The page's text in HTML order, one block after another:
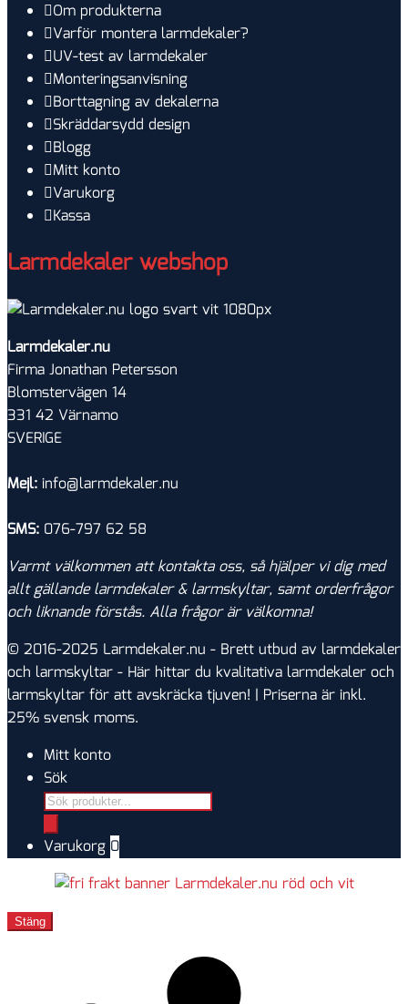
Om produkterna
Varför montera larmdekaler?
UV-test av larmdekaler
Monteringsanvisning
Borttagning av dekalerna
Skräddarsydd design
Blogg
Mitt konto
Varukorg
Kassa
Larmdekaler webshop
Larmdekaler.nu
Firma Jonathan Petersson
Blomstervägen 14
331 42 Värnamo
SVERIGE
Mejl: info@larmdekaler.nu
SMS: 076-797 62 58
Varmt välkommen att kontakta oss, så hjälper vi dig med
allt gällande larmdekaler & larmskyltar, samt orderfrågor
och liknande förstås. Alla frågor är välkomna!
© 2016-2025 Larmdekaler.nu - Brett utbud av larmdekaler
och larmskyltar - Här hittar du kvalitativa larmdekaler och
larmskyltar för att avskräcka tjuven! | Priserna är inkl.
25% svensk moms.
Mitt konto
Sök
Products
search
Varukorg 0
Stäng